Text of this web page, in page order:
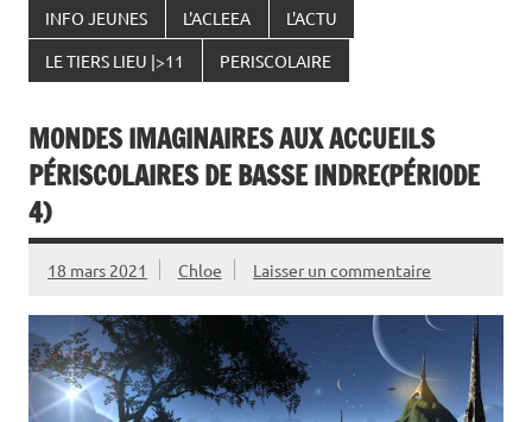
INFO JEUNES L'ACLEEA L'ACTU
LE TIERS LIEU |>11 PERISCOLAIRE
MONDES IMAGINAIRES AUX ACCUEILS
PÉRISCOLAIRES DE BASSE INDRE(PÉRIODE
4)
18 mars 2021 Chloe Laisser un commentaire